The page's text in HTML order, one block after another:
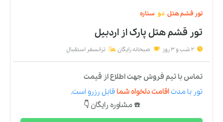
تور قشمهتل دو ستاره
تور قشم هتل پارکازاردبیل
2 شب و 3 روز صبحانه رایگان ترانسفر استقبال
تماس با تیم فروش جهت اطلاع از قیمت
تور با مدتاقامت دلخواه شما قابل رزرو است.
☎️ مشاوره رایگان 👇